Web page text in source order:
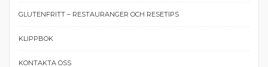
GLUTENFRITT – RESTAURANGER OCH RESETIPS
KLIPPBOK
KONTAKTA OSS